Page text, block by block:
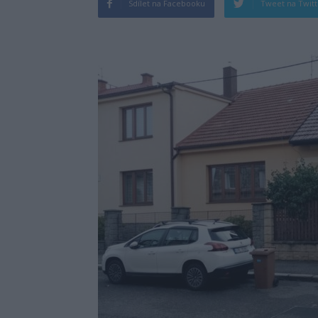
Sdílet na Facebooku Tweet na